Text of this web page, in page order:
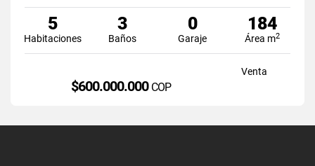
5
Habitaciones
3
Baños
0
Garaje
184
Área m2
Venta
$600.000.000 COP